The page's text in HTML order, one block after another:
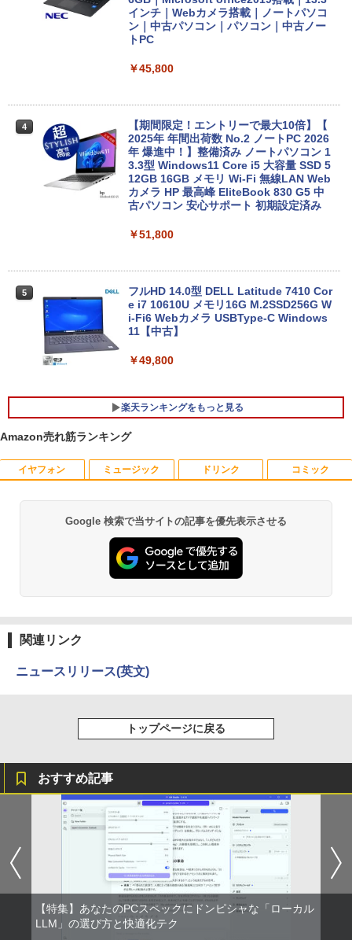
インチ｜Webカメラ搭載｜ノートパソコ
ン｜中古パソコン｜パソコン｜中古ノー
トPC
￥45,800
4
【期間限定！エントリーで最大10倍】【
2025年 年間出荷数 No.2 ノートPC 2026
年 爆進中！】整備済み ノートパソコン 1
3.3型 Windows11 Core i5 大容量 SSD 5
12GB 16GB メモリ Wi-Fi 無線LAN Web
カメラ HP 最高峰 EliteBook 830 G5 中
古パソコン 安心サポート 初期設定済み
￥51,800
5
フルHD 14.0型 DELL Latitude 7410 Cor
e i7 10610U メモリ16G M.2SSD256G W
i-Fi6 Webカメラ USBType-C Windows
11【中古】
￥49,800
楽天ランキングをもっと見る
1
【訳あり品】中古パソコン | NEC | Mate
| 一年保証 | 第8世代 | Core i5 8500 3.0
(〜最大4.1)GHz | MEM:8GB | SSD:256G
B(NVMe) | DVD-ROM | 無線LAN:あり |
Win11Pro64bit
￥15,000
2
Hz | MEM:8GB | SSD:256GB(新品) | DV
3
bit HDMI メモリー8GB 高速SSD256GB
M.2-SATA +HDD1TB DVDマルチ 中古デ
スクトップパソコン 中古 パソコン【30
日保証】1235602
￥19,800
中古パソコン | Lenovo | ThinkCentre M
1
【BenQ公式店】BenQ ベンキュー GW2
D/IPS/HDMI/DP/ブルーライト軽減プラ
ス/フリッカーフリー/ティルト機能/24型/
24インチ相当 PCモニター
￥13,896
￥13,800
タイムレコーダー 勤怠管理機 指紋認証・
パスワード認証 出勤レコーダー 勤怠レコ
チLCDスクリーン PSE認証済
￥14,880
レノボジャパン Lenovo L24-4C モニ
ター ［23.8型 / フルHD(1920×1080) / ワ
イド / 144Hz］ クラウドグレー 67DDK
AC6JP
1
永瀬廉 プレミアムBOX【初回限定版】
￥8,800
全巻セット
￥3,630
WORLD SEIKYO vol.8 [ 聖教新聞社 ]
方舟 （講談社文庫） [ 夕木 春央 ]
Amazon売れ筋ランキング
イヤフォン
Anker Soundcore P40i オフホワイト
￥7,990
Anker Soundcore Liberty 5 ミッドナイトブ
ラック
￥14,990
【2026年アップグレード版】AOKIMI ワイヤ
レスイヤホン bluetooth イヤホン V12 小型
軽量 ブルートゥースHi-Fi 最大36時間再生 ぶ
るーとゅーす コードレス ENCノイズキャン
セリング 自動ペアリング Type-C充電 マイク
付き 防水 タッチ式音量調整 スポーツ/通勤/通
学/WEB会議(ホワイト)
￥1,964
ミュージック
BRUCE WAYNE feat. Flo Milli, ATL Jacob
[Explicit]
￥250
￥250
On My Road (Stadium ver.)
見知らぬ糸
￥250
On My Road (Stadium ver.)
ドリンク
by Amazon 天然水 ラベルレス 500ml ×24本
富士山の天然水 バナジウム含有 水 ミネラル
ウォーター ペットボトル 静岡県産 500ミリリ
ットル (Smart Basic)
￥1,380
￥1,112
by Amazon 天然水ラベルレス 2L×9本
【Amazon.co.jp限定】 伊藤園 磨かれて、澄
みきった日本の水 2L 8本 ラベルレス [ ケース
] [ 水 ] [ ペットボトル ] [ 箱買い ] [ ストック
] [ 水分補給 ]
￥998
コミック
薬屋のひとりごと 17巻 (デジタル版ビッグガ
ンガンコミックス)
￥770
￥594
異世界居酒屋「のぶ」(22) (角川コミックス・
エース)
￥832
HUNTER×HUNTER モノクロ版 39 (ジャンプ
コミックスDIGITAL)
￥572
スーパーの裏でヤニ吸うふたり 9巻 (デジタル
Google 検索で当サイトの記事を優先表示させる
関連リンク
ニュースリリース(英文)
トップページに戻る
おすすめ記事
【特集】あなたのPCスペックにドンピシャな「ローカル
LLM」の選び方と快適化テク